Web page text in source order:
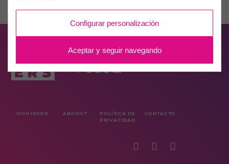
OOH INSPO ABOOUT
POLÍTICA DE
PRIVACIDAD
CONTACTO
Configurar personalización
Aceptar y seguir navegando